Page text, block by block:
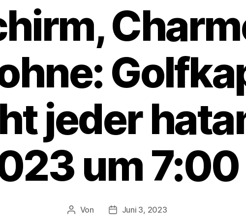
jeder
um
Beitragsautor
Von Veröffentlichungsdatum
Juni 3, 2023